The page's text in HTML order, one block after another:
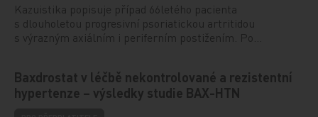
Kazuistika popisuje případ 66letého pacienta
s dlouholetou progresivní psoriatickou artritidou
s výrazným axiálním i periferním postižením. Po…
Baxdrostat v léčbě nekontrolované a rezistentní
hypertenze – výsledky studie BAX-HTN